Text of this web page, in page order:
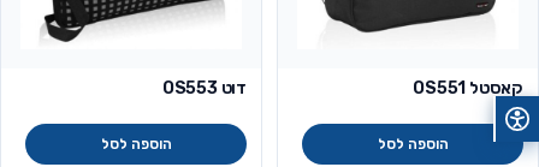
קאסטל OS551
הוספה לסל
דוט OS553
הוספה לסל